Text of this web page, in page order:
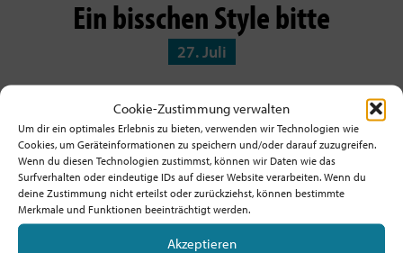
Cookie-Zustimmung verwalten
Um dir ein optimales Erlebnis zu bieten, verwenden wir Technologien wie
Cookies, um Geräteinformationen zu speichern und/oder darauf zuzugreifen.
Wenn du diesen Technologien zustimmst, können wir Daten wie das
Surfverhalten oder eindeutige IDs auf dieser Website verarbeiten. Wenn du
deine Zustimmung nicht erteilst oder zurückziehst, können bestimmte
Merkmale und Funktionen beeinträchtigt werden.
Akzeptieren
Ein bisschen Style bitte
27. Juli